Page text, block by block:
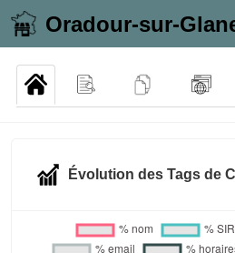
Oradour-sur-
Évolution des Tags de